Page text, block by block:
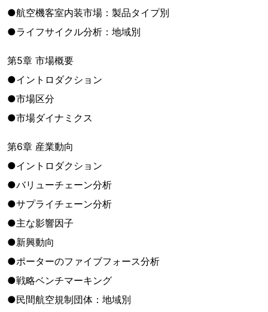
●航空機客室内装市場：製品タイプ別
●ライフサイクル分析：地域別
第5章 市場概要
●イントロダクション
●市場区分
●市場ダイナミクス
第6章 産業動向
●イントロダクション
●バリューチェーン分析
●サプライチェーン分析
●主な影響因子
●新興動向
●ポーターのファイブフォース分析
●戦略ベンチマーキング
●民間航空規制団体：地域別